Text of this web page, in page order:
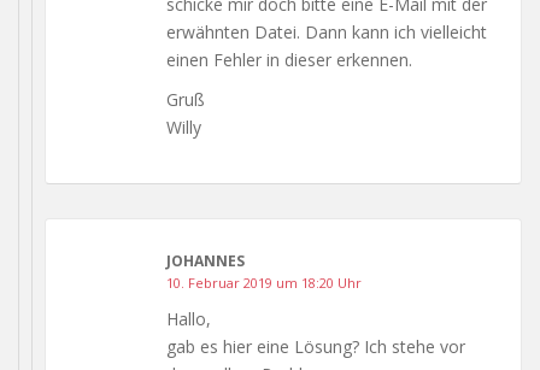
erwähnten Datei. Dann kann ich vielleicht
einen Fehler in dieser erkennen.
Gruß
Willy
JOHANNES
10. Februar 2019 um 18:20 Uhr
Hallo,
gab es hier eine Lösung? Ich stehe vor